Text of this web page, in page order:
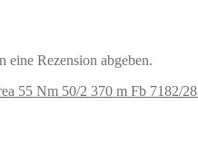
eine Rezension abgeben.
55 Nm 50/2 370 m Fb 7182/28